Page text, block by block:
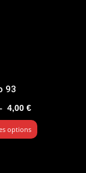
93
4,00 €Plage
de
prix :
options